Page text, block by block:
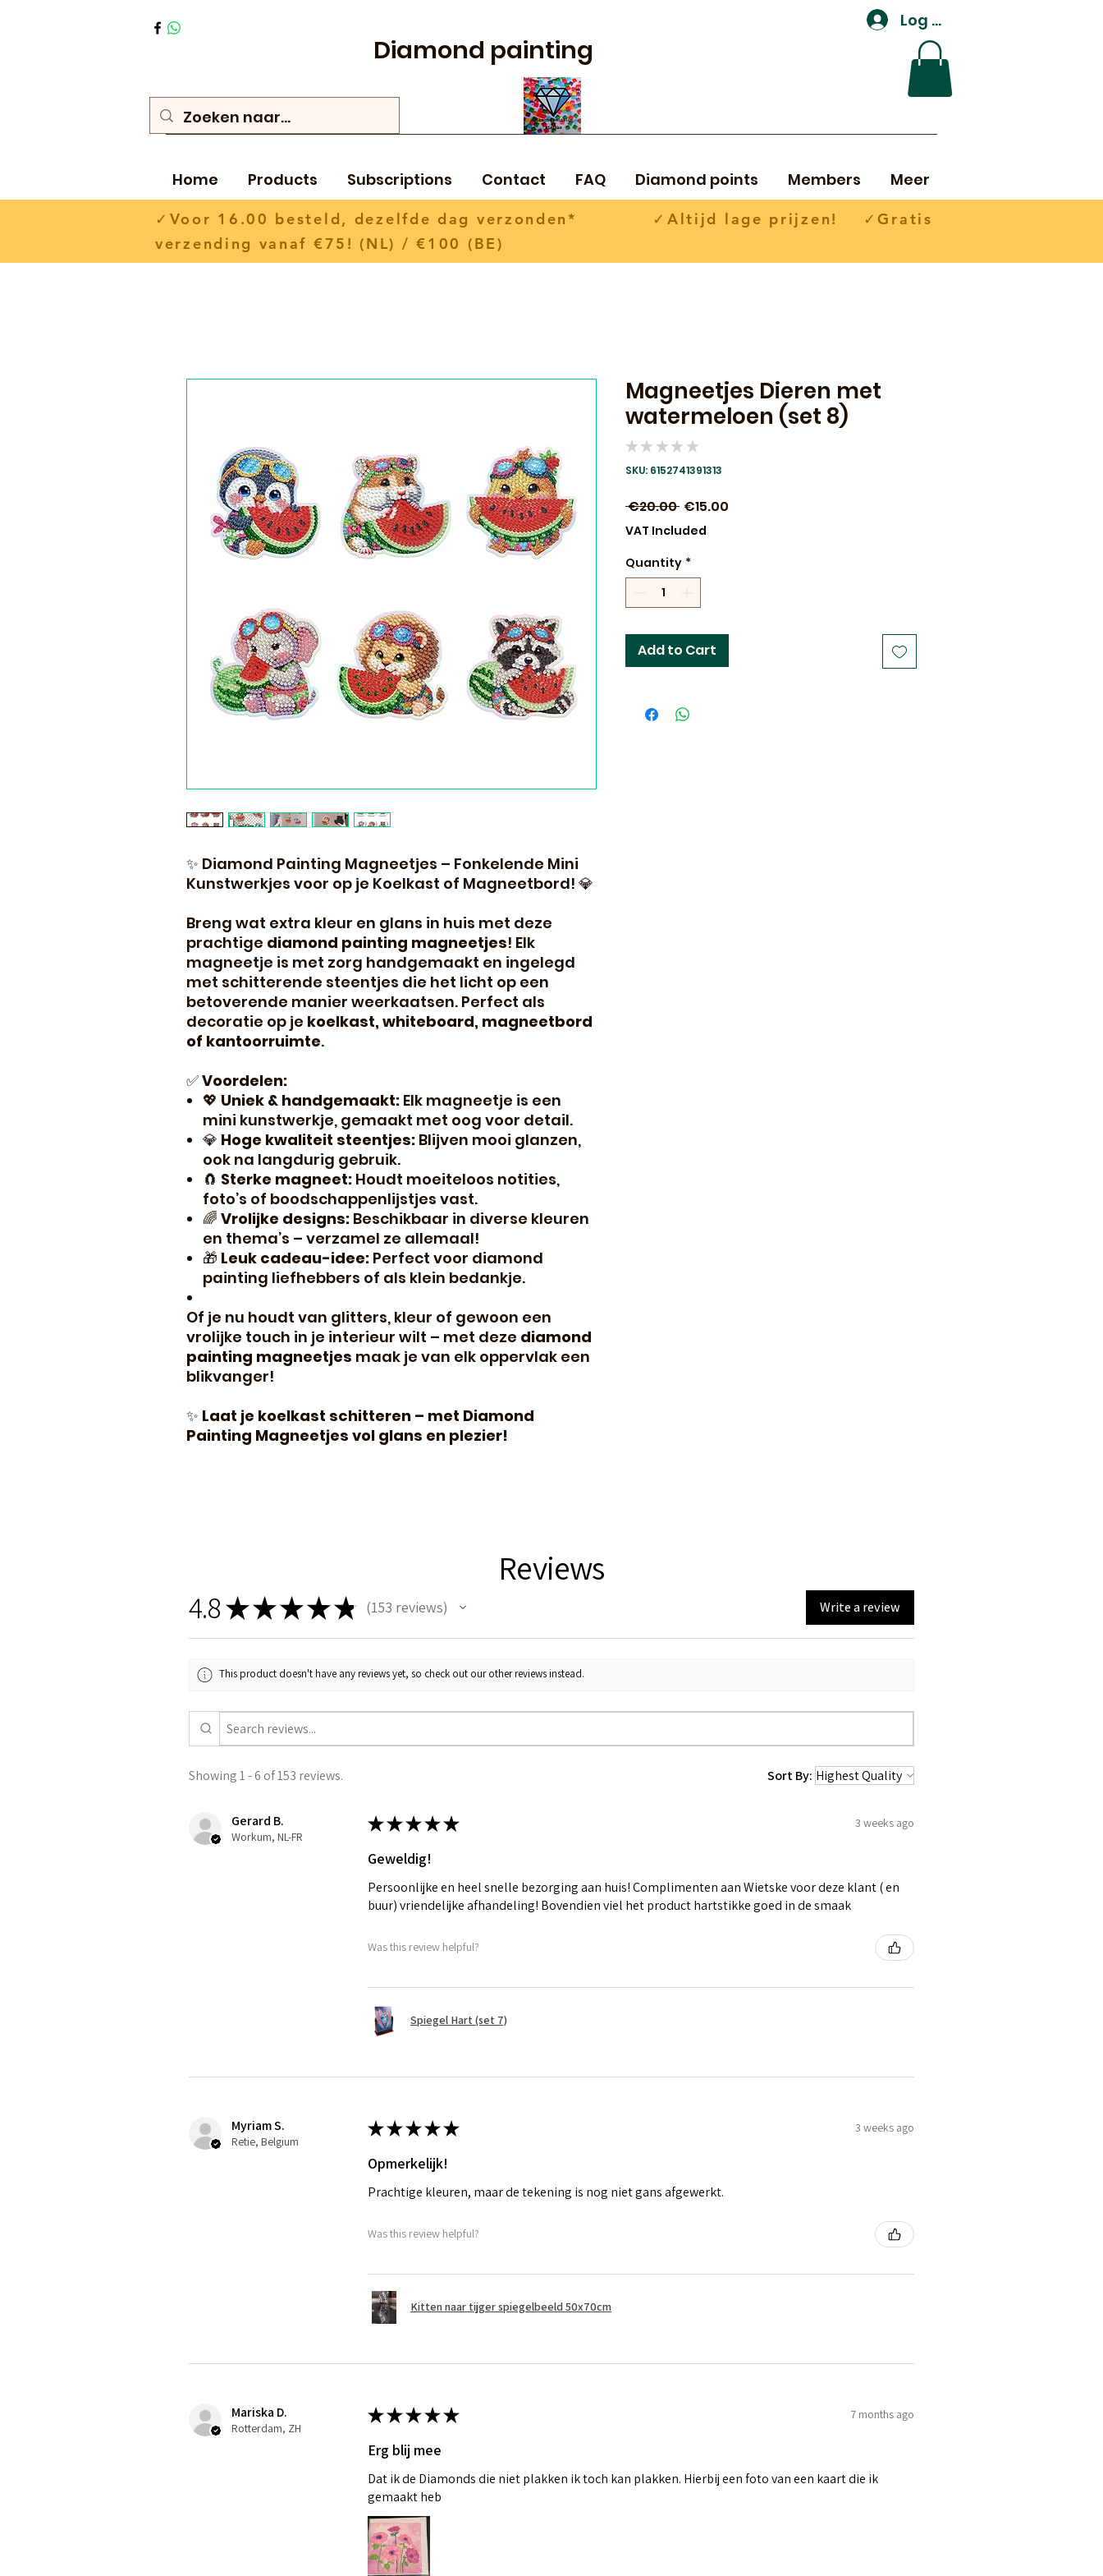
Diamond painting
Log In
Home Products Subscriptions Contact FAQ Diamond points Members Meer
✓Voor 16.00 besteld, dezelfde dag verzonden* ✓Altijd lage prijzen! ✓Gratis
verzending vanaf €75! (NL) / €100 (BE)
✨ Diamond Painting Magneetjes – Fonkelende Mini
Kunstwerkjes voor op je Koelkast of Magneetbord! 💎
Breng wat extra kleur en glans in huis met deze
prachtige diamond painting magneetjes! Elk
magneetje is met zorg handgemaakt en ingelegd
met schitterende steentjes die het licht op een
betoverende manier weerkaatsen. Perfect als
decoratie op je koelkast, whiteboard, magneetbord
of kantoorruimte.
✅Voordelen:
💖 Uniek & handgemaakt: Elk magneetje is een
mini kunstwerkje, gemaakt met oog voor detail.
💎 Hoge kwaliteit steentjes: Blijven mooi glanzen,
ook na langdurig gebruik.
🧲 Sterke magneet: Houdt moeiteloos notities,
foto’s of boodschappenlijstjes vast.
🌈 Vrolijke designs: Beschikbaar in diverse kleuren
en thema’s – verzamel ze allemaal!
🎁 Leuk cadeau-idee: Perfect voor diamond
painting liefhebbers of als klein bedankje.
Of je nu houdt van glitters, kleur of gewoon een
vrolijke touch in je interieur wilt – met deze diamond
painting magneetjes maak je van elk oppervlak een
blikvanger!
✨ Laat je koelkast schitteren – met Diamond
Painting Magneetjes vol glans en plezier!
Magneetjes Dieren met
watermeloen (set 8)
★ ★ ★ ★ ★
SKU: 6152741391313
€20.00 Regular
Price
€15.00
VAT Included
Quantity *
Add to Cart
Reviews
4.8★★★★★ 153 reviews
153 Write a review
This product doesn't have any reviews yet, so check out our other reviews instead.
Showing 1 - 6 of 153 reviews. Sort By:
Gerard B.
Workum, NL-FR
★★★★★ 3 weeks ago
Geweldig!
Persoonlijke en heel snelle bezorging aan huis! Complimenten aan Wietske voor deze klant ( en
buur) vriendelijke afhandeling! Bovendien viel het product hartstikke goed in de smaak
Was this review helpful?
Spiegel Hart (set 7)
Myriam S.
Retie, Belgium
★★★★★ 3 weeks ago
Opmerkelijk!
Prachtige kleuren, maar de tekening is nog niet gans afgewerkt.
Was this review helpful?
Kitten naar tijger spiegelbeeld 50x70cm
Mariska D.
Rotterdam, ZH
★★★★★ 7 months ago
Erg blij mee
Dat ik de Diamonds die niet plakken ik toch kan plakken. Hierbij een foto van een kaart die ik
gemaakt heb